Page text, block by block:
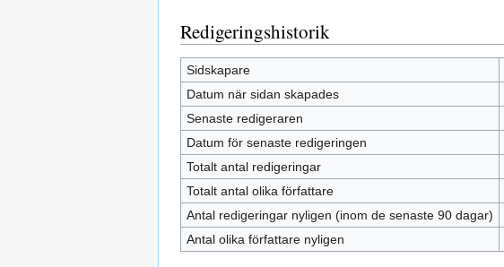
Redigeringshistorik
Sidskapare
Datum när sidan skapades
Senaste redigeraren
Datum för senaste redigeringen
Totalt antal redigeringar
Totalt antal olika författare
Antal redigeringar nyligen (inom de senaste 90 dagar)
Antal olika författare nyligen